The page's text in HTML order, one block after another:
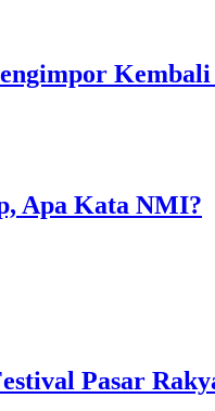
Apa Kata NMI?
Pasar